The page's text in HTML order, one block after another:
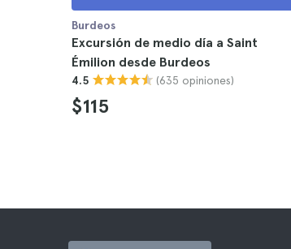
Burdeos
Excursión de medio día a Saint
Émilion desde Burdeos
4.5 (635 opiniones)
$115